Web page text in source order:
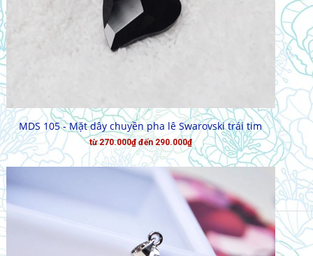
CHỌN HÀNG
MDS 105 - Mặt dây chuyền pha lê Swarovski trái tim
từ 270.000₫ đến 290.000₫